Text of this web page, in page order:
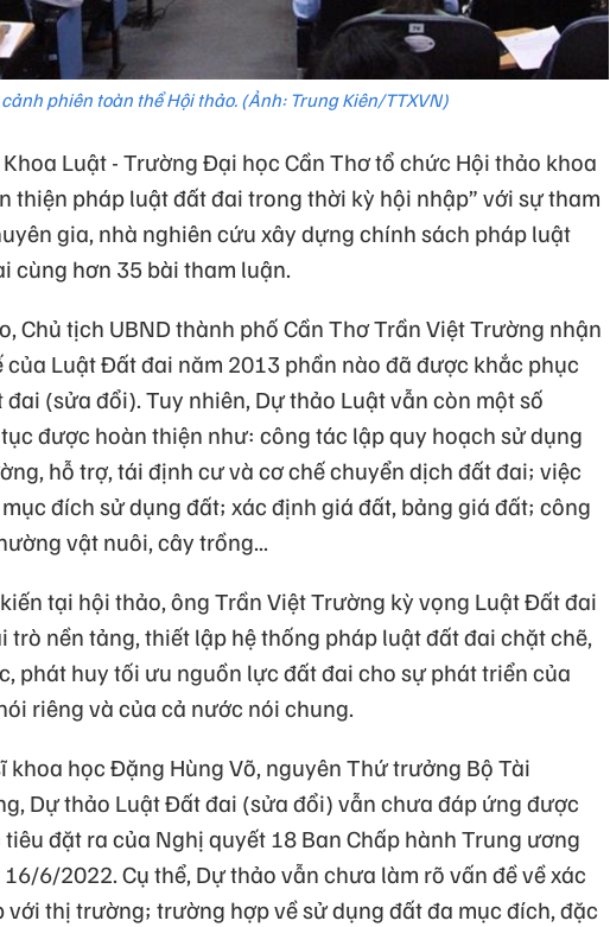
cảnh phiên toàn thể Hội thảo. (Ảnh: Trung Kiên/TTXVN)
Luật - Trường Đại học Cần Thơ tổ chức Hội thảo khoa
thiện pháp luật đất đai trong thời kỳ hội nhập” với sự tham
gia, nhà nghiên cứu xây dựng chính sách pháp luật
cùng hơn 35 bài tham luận.
Chủ tịch UBND thành phố Cần Thơ Trần Việt Trường nhận
Luật Đất đai năm 2013 phần nào đã được khắc phục
(sửa đổi). Tuy nhiên, Dự thảo Luật vẫn còn một số
được hoàn thiện như: công tác lập quy hoạch sử dụng
hỗ trợ, tái định cư và cơ chế chuyển dịch đất đai; việc
đích sử dụng đất; xác định giá đất, bảng giá đất; công
vật nuôi, cây trồng...
tại hội thảo, ông Trần Việt Trường kỳ vọng Luật Đất đai
trò nền tảng, thiết lập hệ thống pháp luật đất đai chặt chẽ,
phát huy tối ưu nguồn lực đất đai cho sự phát triển của
riêng và của cả nước nói chung.
khoa học Đặng Hùng Võ, nguyên Thứ trưởng Bộ Tài
Dự thảo Luật Đất đai (sửa đổi) vẫn chưa đáp ứng được
đặt ra của Nghị quyết 18 Ban Chấp hành Trung ương
6/2022. Cụ thể, Dự thảo vẫn chưa làm rõ vấn đề về xác
thị trường; trường hợp về sử dụng đất đa mục đích, đặc